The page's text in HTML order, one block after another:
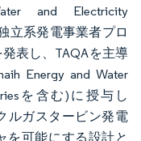
and Electricity
立系発電事業者プロ
表し、TAQAを主導
Energy and Water
を含む)に授与し
ルガスタービン発電
を可能にする設計と